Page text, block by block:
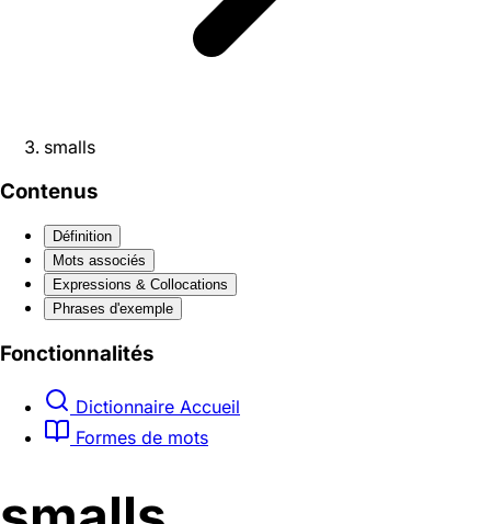
smalls
Contenus
Définition
Mots associés
Expressions & Collocations
Phrases d'exemple
Fonctionnalités
Dictionnaire Accueil
Formes de mots